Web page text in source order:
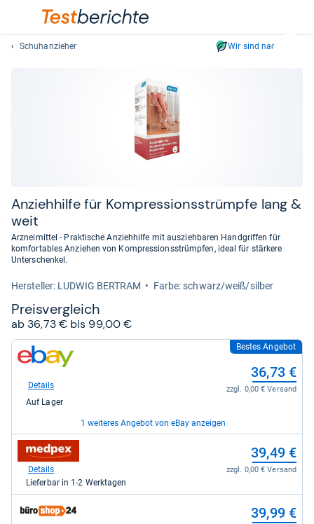
und
sich
Schuhanzieher Wir sind nachhaltig
Anzieh­hilfe für Kom­pres­si­onss­t­rümpfe lang &
weit
Arzneimittel - Praktische Anziehhilfe mit ausziehbaren Handgriffen für
komfortables Anziehen von Kompressionsstrümpfen, ideal für stärkere
Unterschenkel.
Her­stel­ler: LUDWIG BERTRAM Farbe: schwarz/weiß/silber
Preis­ver­gleich
ab 36,73 € bis 99,00 €
zum
Shop:
eBay
36,73
Bestes Angebot
36,73 €
zzgl. 0,00 € Versand
Details
Auf Lager
1 weiteres Angebot von eBay anzeigen
zum
Shop:
eBay
kaufen.
42,66 €
zzgl. 0,00 € Versand
Details
Auf Lager
zum
Shop:
medpex
kaufen.
39,49 €
zzgl. 0,00 € Versand
Details
Lieferbar in 1-2 Werktagen
zum
Shop:
39,99 €